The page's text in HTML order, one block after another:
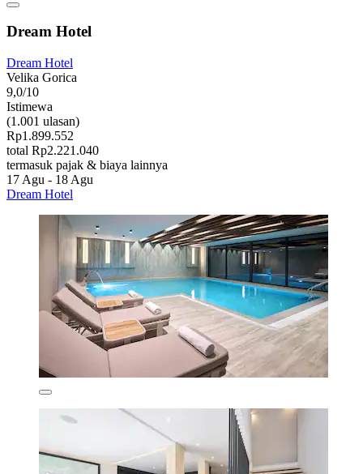
Dream Hotel
Dream Hotel
Velika Gorica
9,0/10
Istimewa
(1.001 ulasan)
Rp1.899.552
total Rp2.221.040
termasuk pajak & biaya lainnya
17 Agu - 18 Agu
Dream Hotel